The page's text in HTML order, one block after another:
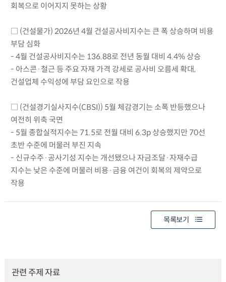
회복으로 이어지지 못하는 상황
□ (건설물가) 2026년 4월 건설공사비지수는 큰 폭 상승하며 비용
부담 심화
- 4월 건설공사비지수는 136.88로 전년 동월 대비 4.4% 상승
- 아스콘·철근 등 주요 자재 가격 강세로 공사비 오름세 확대,
건설업체 수익성에 부담 요인으로 작용
□ (건설경기실사지수(CBSI)) 5월 체감경기는 소폭 반등했으나
여전히 위축 국면
- 5월 종합실적지수는 71.5로 전월 대비 6.3p 상승했지만 70선
초반 수준에 머물러 부진 지속
- 신규수주·공사기성 지수는 개선됐으나 자금조달·자재수급
지수는 낮은 수준에 머물러 비용·금융 여건이 회복의 제약으로
작용
목록보기
관련 주제 자료